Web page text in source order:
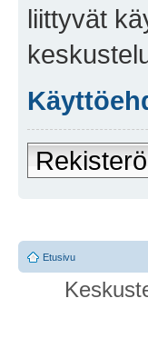
liittyvät
Etusivu